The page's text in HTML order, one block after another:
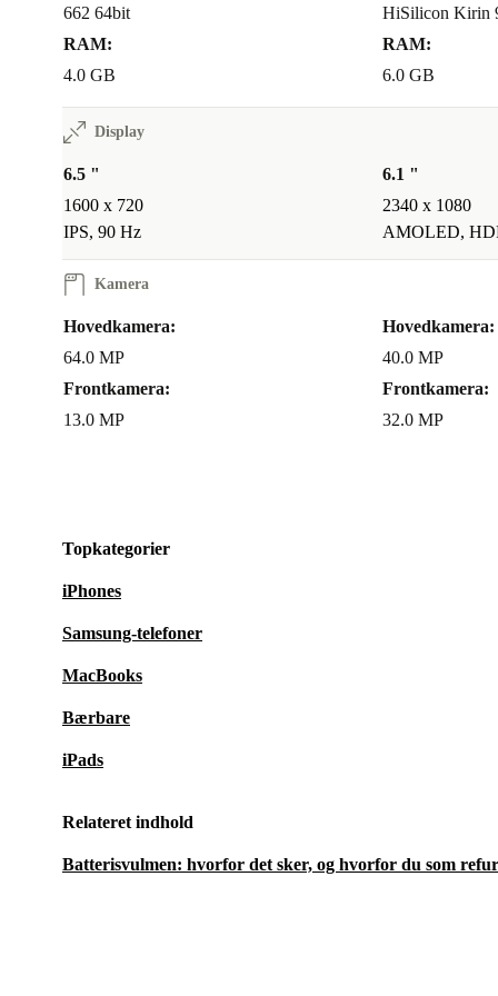
Kan jeg udvide lagringspladsen?
dine minder og favoritapps.
Din tryghed med refurbed
Mindst 12 måneders garanti
giver dig ro i sindet.
30 dages gratis returret
– prøv Moto G30 derhjemme, og
tilbage, hvis den ikke lever op til dine forventninger.
Tag et grønnere valg med en refurbished Moto G30
her får du en smart, pålidelig mobiltelefon, der passer
og miljøet.
662 64bit
RAM:
4.0 GB
HiSilicon Kirin
RAM:
6.0 GB
Display
6.5 "
1600 x 720
IPS, 90 Hz
6.1 "
2340 x 1080
AMOLED,
Kamera
Hovedkamera:
64.0 MP
Frontkamera:
13.0 MP
Hovedkamera:
40.0 MP
Frontkamera:
32.0 MP
Topkategorier
iPhones
Samsung-telefoner
MacBooks
Bærbare
iPads
Relateret indhold
Batterisvulmen: hvorfor det sker, og hvorfor du som